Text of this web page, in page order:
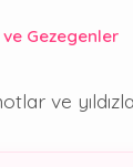
Gezegenler
ve